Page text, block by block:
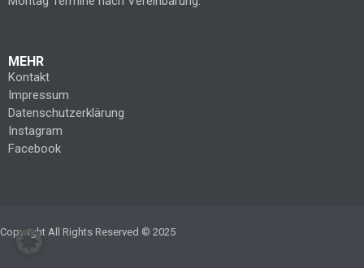
MEHR
Kontakt
Impressum
Datenschutzerklärung
Instagram
Facebook
Copyright All Rights Reserved © 2025